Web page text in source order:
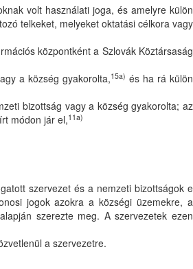
volt használati joga, és amelyre külön
telkeket, melyeket oktatási célkora vagy
központként a Szlovák Köztársaság
a község gyakorolta,15a) és ha rá külön
bizottság vagy a község gyakorolta; az
módon jár el,11a)
szervezet és a nemzeti bizottságok e
jogok azokra a községi üzemekre, a
szerezte meg. A szervezetek ezen
a szervezetre.